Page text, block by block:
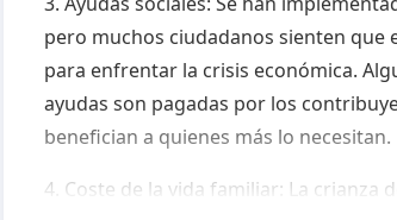
pero muchos ciudadanos sienten que
para enfrentar la crisis económica.
ayudas son pagadas por los
benefician a quienes más lo necesitan.
4. Coste de la vida familiar: La crianza